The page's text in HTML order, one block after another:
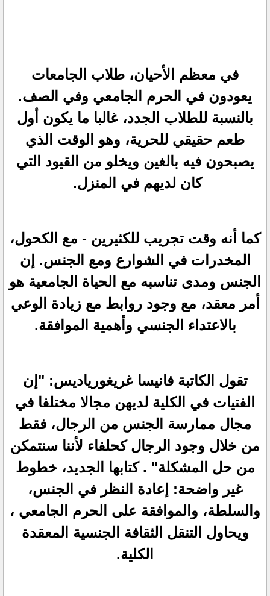
في معظم الأحيان، طلاب الجامعات
يعودون في الحرم الجامعي وفي الصف.
بالنسبة للطلاب الجدد، غالبا ما يكون أول
طعم حقيقي للحرية، وهو الوقت الذي
يصبحون فيه بالغين ويخلو من القيود التي
كان لديهم في المنزل.
كما أنه وقت تجريب للكثيرين - مع الكحول،
المخدرات في الشوارع ومع الجنس. إن
الجنس ومدى تناسبه مع الحياة الجامعية هو
أمر معقد، مع وجود روابط مع زيادة الوعي
بالاعتداء الجنسي وأهمية الموافقة.
تقول الكاتبة فانيسا غريغورياديس: "إن
الفتيات في الكلية لديهن مجالا مختلفا في
مجال ممارسة الجنس من الرجال، فقط
من خلال وجود الرجال كحلفاء لأننا سنتمكن
من حل المشكلة" . كتابها الجديد، خطوط
غير واضحة: إعادة النظر في الجنس،
والسلطة، والموافقة على الحرم الجامعي ،
ويحاول التنقل الثقافة الجنسية المعقدة
الكلية.